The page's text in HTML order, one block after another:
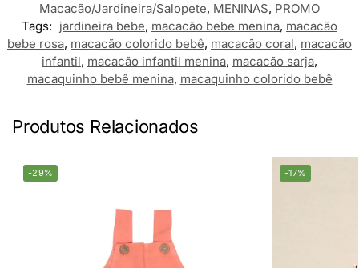
Macacão/Jardineira/Salopete, MENINAS, PROMO
Tags: jardineira bebe, macacão bebe menina, macacão
bebe rosa, macacão colorido bebê, macacão coral, macacão
infantil, macacão infantil menina, macacão sarja,
macaquinho bebê menina, macaquinho colorido bebê
Produtos Relacionados
-29% -17%